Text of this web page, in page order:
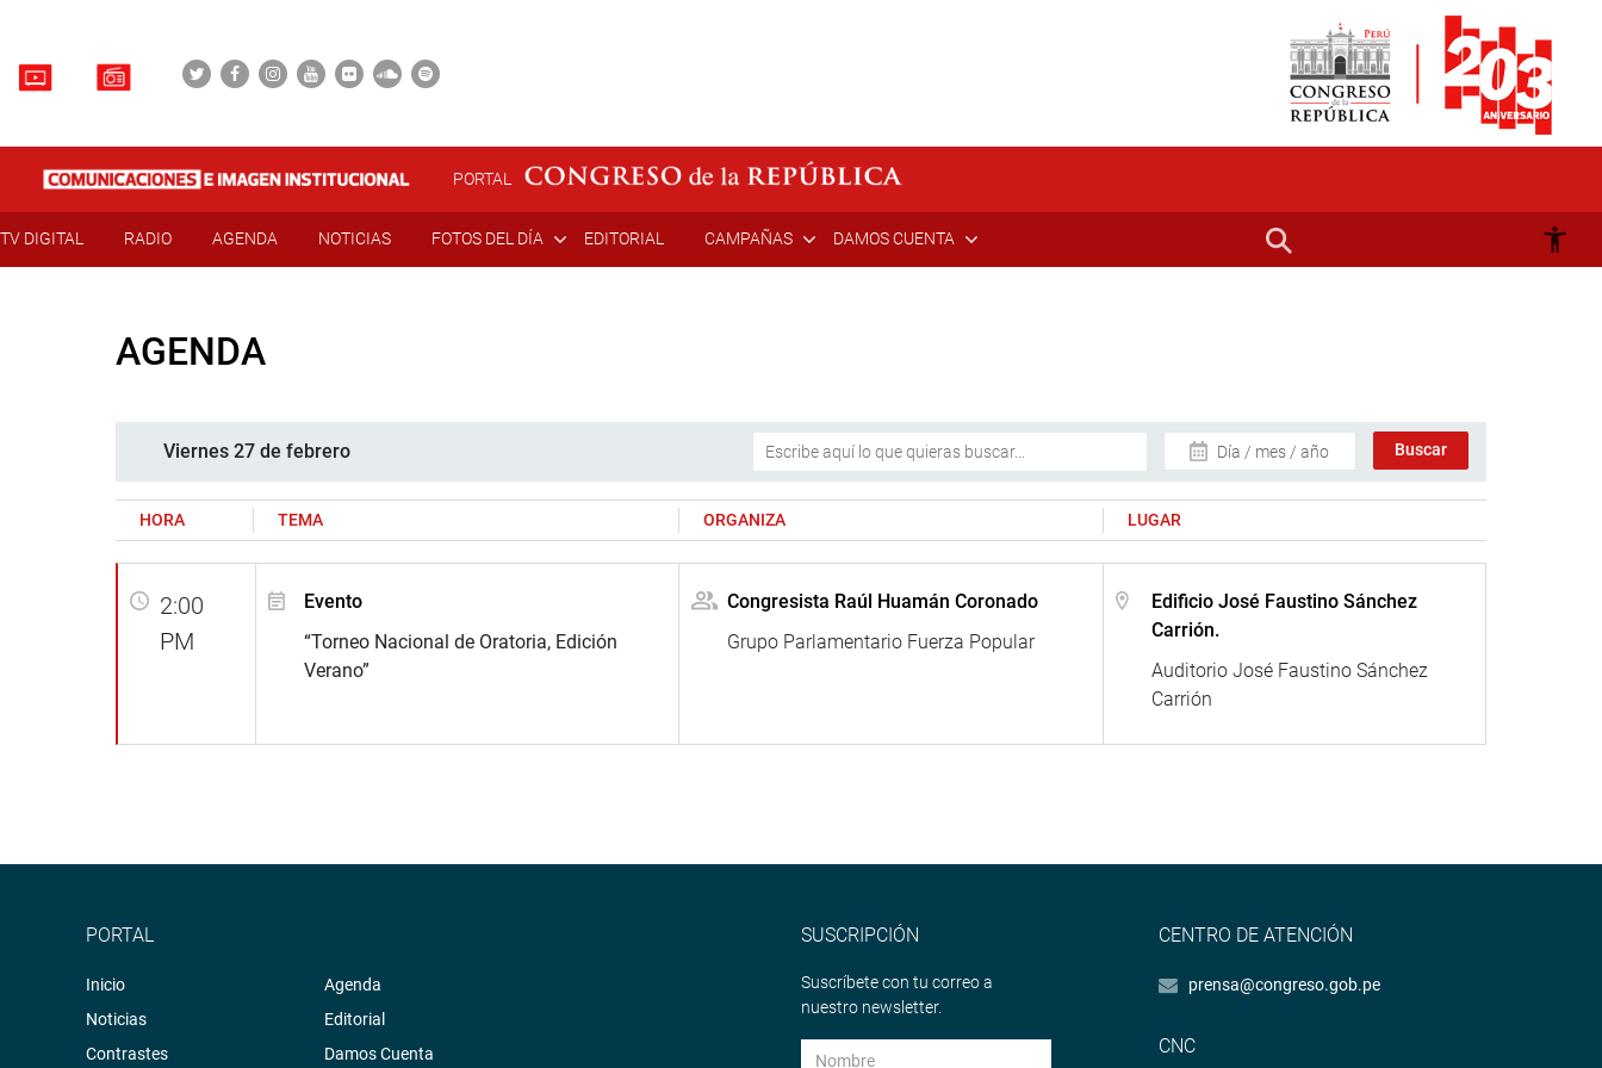
PORTAL
TV DIGITAL RADIO AGENDA NOTICIAS FOTOS DEL DÍA EDITORIAL CAMPAÑAS DAMOS CUENTA
AGENDA
Viernes 27 de febrero Día / mes / año
HORA TEMA ORGANIZA LUGAR
2:00
PM
Evento
“Torneo Nacional de Oratoria, Edición
Verano”
Congresista Raúl Huamán Coronado
Grupo Parlamentario Fuerza Popular
Edificio José Faustino Sánchez
Carrión.
Auditorio José Faustino Sánchez
Carrión
PORTAL
Inicio
Noticias
Contrastes
Agenda
Editorial
Damos Cuenta
SUSCRIPCIÓN
Suscríbete con tu correo a
nuestro newsletter.
CENTRO DE ATENCIÓN
prensa@congreso.gob.pe
CNC